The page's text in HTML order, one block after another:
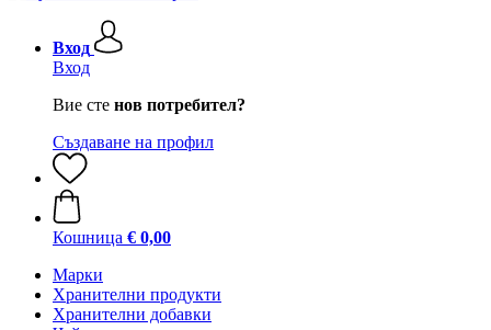
Вход
Вход
Вие сте нов потребител?
Създаване на профил
Кошница € 0,00
Марки
Хранителни продукти
Хранителни добавки